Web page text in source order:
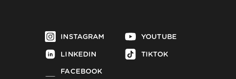
INSTAGRAM
LINKEDIN
FACEBOOK
YOUTUBE
TIKTOK